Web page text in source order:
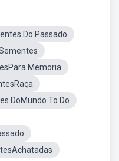
Do Passado
Memoria
DoMundo To Do